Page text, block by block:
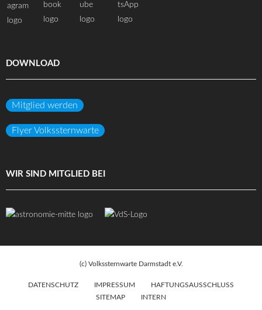
DOWNLOAD
Mitglied werden
Flyer Volkssternwarte
WIR SIND MITGLIED BEI
(c) Volkssternwarte Darmstadt e.V.
DATENSCHUTZ IMPRESSUM
HAFTUNGSAUSSCHLUSS
SITEMAP
INTERN